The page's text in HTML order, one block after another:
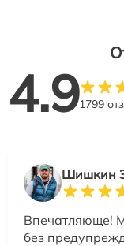
4.91799
Шишкин
Впечатляюще!
без